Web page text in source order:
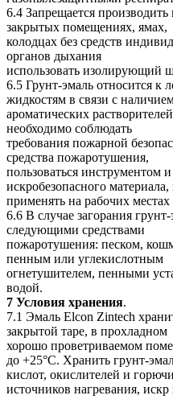
6.4 Запрещается
закрытых помещениях, ямах,
колодцах без средств
органов дыхания
использовать изолирующий
6.5 Грунт-эмаль относится к
жидкостям в связи с
ароматических
необходимо соблюдать
требования пожарной
средства пожаротушения,
пользоваться инструментом
искробезопасного материала,
применять на рабочих
6.6 В случае загорания
следующими средствами
пожаротушения: песком,
пенным или углекислотным
огнетушителем, пенными
водой.
7 Условия хранения.
7.1 Эмаль Elcon Zintech
закрытой таре, в прохладном
хорошо проветриваемом
до +25°С. Хранить грунт-
кислот, окислителей и
источников нагревания,